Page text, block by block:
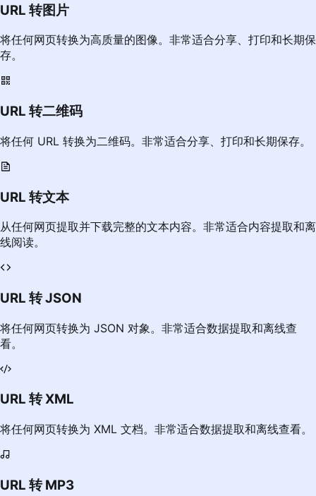
URL 转图片
将任何网页转换为高质量的图像。非常适合分享、打印和长期保
存。
URL 转二维码
将任何 URL 转换为二维码。非常适合分享、打印和长期保存。
URL 转文本
从任何网页提取并下载完整的文本内容。非常适合内容提取和离
线阅读。
URL 转 JSON
将任何网页转换为 JSON 对象。非常适合数据提取和离线查
看。
URL 转 XML
将任何网页转换为 XML 文档。非常适合数据提取和离线查看。
URL 转 MP3